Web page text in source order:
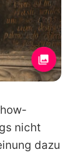
nicht
dazu